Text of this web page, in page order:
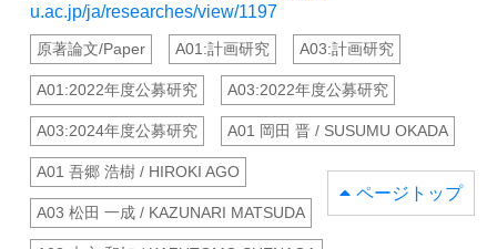
u.ac.jp/ja/researches/view/1197
原著論文/Paper A01:計画研究 A03:計画研究
A01:2022年度公募研究 A03:2022年度公募研究
A03:2024年度公募研究 A01 岡田 晋 / SUSUMU OKADA
A01 吾郷 浩樹 / HIROKI AGO
A03 松田 一成 / KAZUNARI MATSUDA
ページトップ